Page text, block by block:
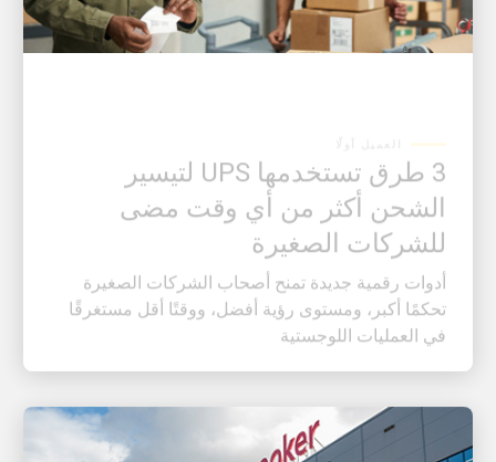
الشحن أكثر من أي وقت مضى
للشركات الصغيرة
أدوات رقمية جديدة تمنح أصحاب الشركات الصغيرة
تحكمًا أكبر، ومستوى رؤية أفضل، ووقتًا أقل مستغرقًا
في العمليات اللوجستية